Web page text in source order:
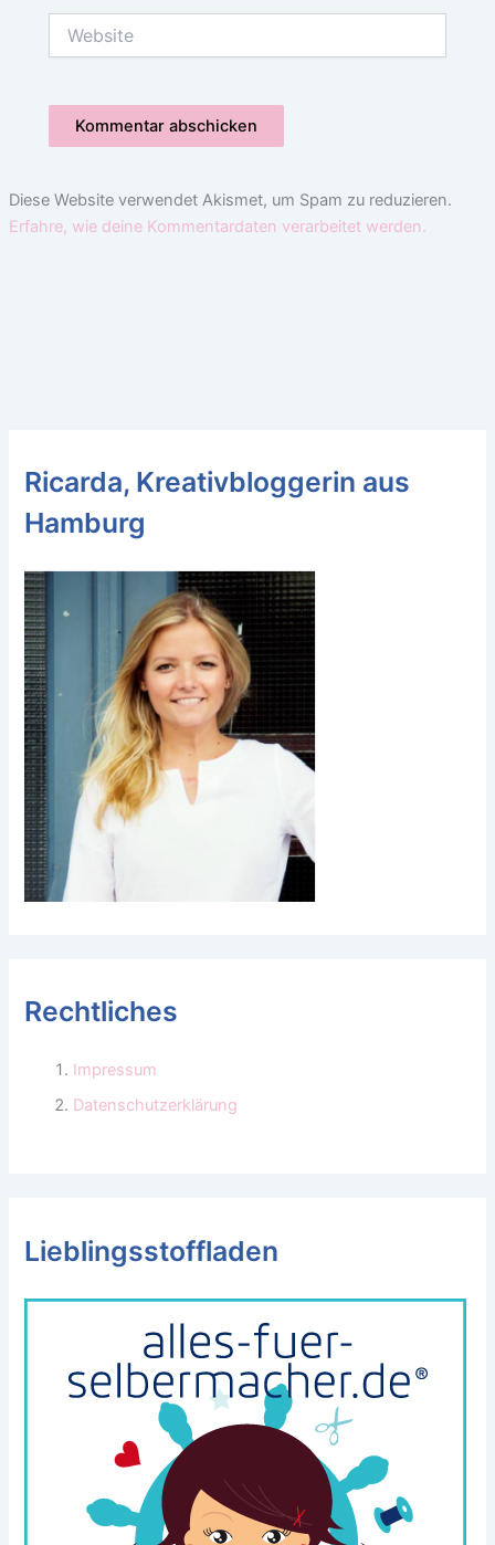
Diese Website verwendet Akismet, um Spam zu reduzieren.
Erfahre, wie deine Kommentardaten verarbeitet werden.
Ricarda, Kreativbloggerin aus
Hamburg
Rechtliches
Impressum
Datenschutzerklärung
Lieblingsstoffladen